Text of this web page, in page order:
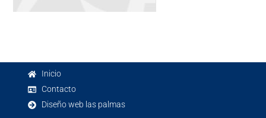
Inicio
Contacto
Diseño web las palmas